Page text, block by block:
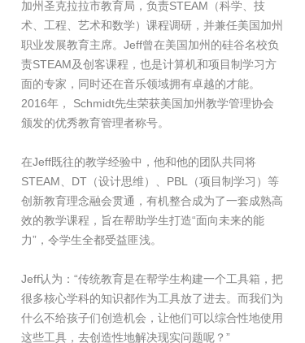
加州圣克拉拉市教育局，负责STEAM（科学、技
术、工程、艺术和数学）课程调研，并兼任美国加州
职业发展教育主席。Jeff曾在美国加州的硅谷名校负
责STEAM及创客课程，也是计算机和项目制学习方
面的专家，同时还在音乐领域拥有卓越的才能。
2016年， Schmidt先生荣获美国加州教学管理协会
颁发的优秀教育管理者称号。
在Jeff既往的教学经验中，他和他的团队共同将
STEAM、DT（设计思维）、PBL（项目制学习）等
创新教育理念融会贯通，有机整合成为了一套成熟高
效的教学课程，旨在帮助学生打造“面向未来的能
力”，令学生全都受益匪浅。
Jeff认为：“传统教育是在帮学生构建一个工具箱，把
很多核心学科的知识都作为工具放了进去。而我们为
什么不给孩子们创造机会，让他们可以综合性地使用
这些工具，去创造性地解决现实问题呢？”